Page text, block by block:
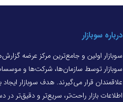
درباره سوبازار
سوبازار اولین و جامع‌ترین مرکز عرضه
سوبازار توسط سازمان‌ها، شرکت‌ها و
علاقمندان قرار می‌گیرند. هدف سوبازار
اطلاعات بازار راحت‌تر، سریع‌تر و دقیق‌تر